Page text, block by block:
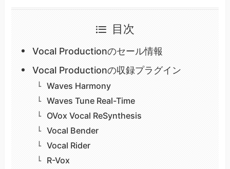
目次
Vocal Productionのセール情報
Vocal Productionの収録プラグイン
Waves Harmony
Waves Tune Real-Time
OVox Vocal ReSynthesis
Vocal Bender
Vocal Rider
R-Vox​